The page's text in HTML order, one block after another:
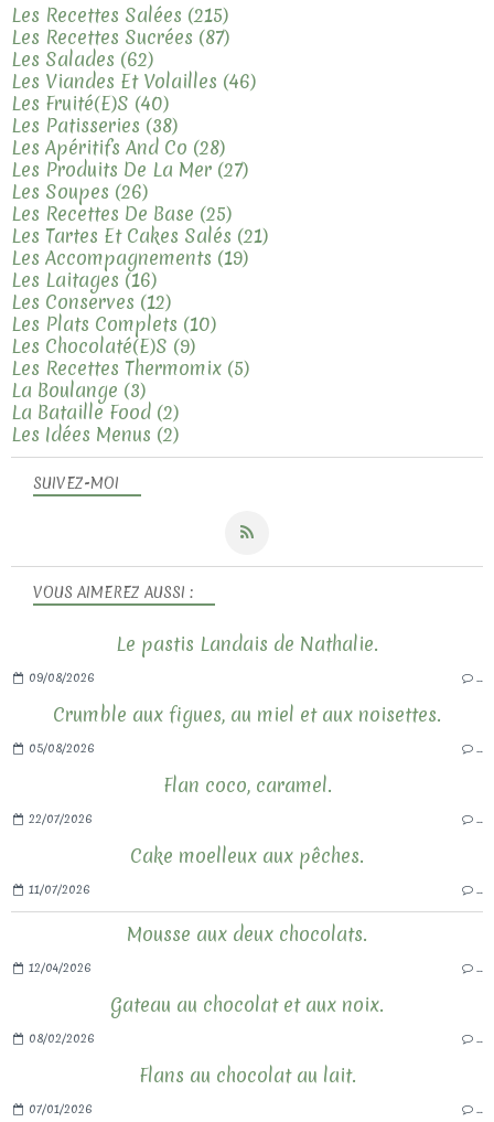
SUIVEZ-MOI
VOUS AIMEREZ AUSSI :
Le pastis Landais de Nathalie.
09/08/2026
Crumble aux figues, au miel et aux noisettes.
05/08/2026
Flan coco, caramel.
22/07/2026
Cake moelleux aux pêches.
11/07/2026
Mousse aux deux chocolats.
12/04/2026
Gateau au chocolat et aux noix.
08/02/2026
Flans au chocolat au lait.
07/01/2026
Les Recettes Salées (215)
Les Recettes Sucrées (87)
Les Salades (62)
Les Viandes Et Volailles (46)
Les Fruité(e)s (40)
Les Patisseries (38)
Les Apéritifs And Co (28)
Les Produits De La Mer (27)
Les Soupes (26)
Les Recettes De Base (25)
Les Tartes Et Cakes Salés (21)
Les Accompagnements (19)
Les Laitages (16)
Les Conserves (12)
Les Plats Complets (10)
Les Chocolaté(e)s (9)
Les Recettes Thermomix (5)
La Boulange (3)
La Bataille Food (2)
Les Idées Menus (2)